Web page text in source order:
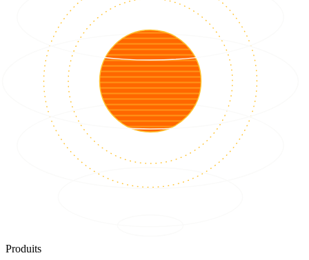
Produits